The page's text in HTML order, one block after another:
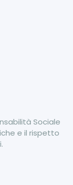
Sociale
e il rispetto